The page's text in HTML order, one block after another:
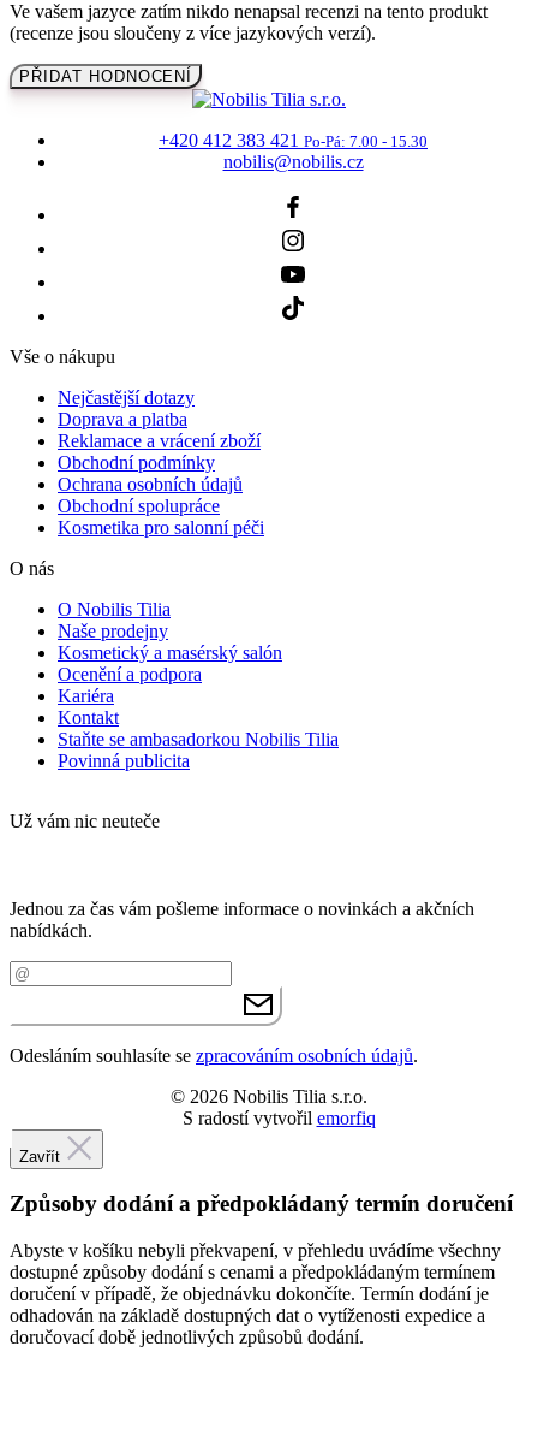
Ve vašem jazyce zatím nikdo nenapsal recenzi na tento produkt
(recenze jsou sloučeny z více jazykových verzí).
PŘIDAT HODNOCENÍ
+420 412 383 421 Po-Pá: 7.00 - 15.30
nobilis@nobilis.cz
Vše o nákupu
Nejčastější dotazy
Doprava a platba
Reklamace a vrácení zboží
Obchodní podmínky
Ochrana osobních údajů
Obchodní spolupráce
Kosmetika pro salonní péči
O nás
O Nobilis Tilia
Naše prodejny
Kosmetický a masérský salón
Ocenění a podpora
Kariéra
Kontakt
Staňte se ambasadorkou Nobilis Tilia
Povinná publicita
Už vám nic neuteče
Jednou za čas vám pošleme informace o novinkách a akčních
nabídkách.
Váš e-mail
Odesláním souhlasíte se zpracováním osobních údajů.
© 2026 Nobilis Tilia s.r.o.
S radostí vytvořil emorfiq
Zavřít
Způsoby dodání a předpokládaný termín doručení
Abyste v košíku nebyli překvapení, v přehledu uvádíme všechny
dostupné způsoby dodání s cenami a předpokládaným termínem
doručení v případě, že objednávku dokončíte. Termín dodání je
odhadován na základě dostupných dat o vytíženosti expedice a
doručovací době jednotlivých způsobů dodání.